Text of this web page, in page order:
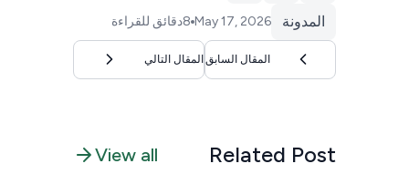
المدونة May 17, 2026
8دقائق للقراءة
المقال السابق المقال التالي
Related Post
View all